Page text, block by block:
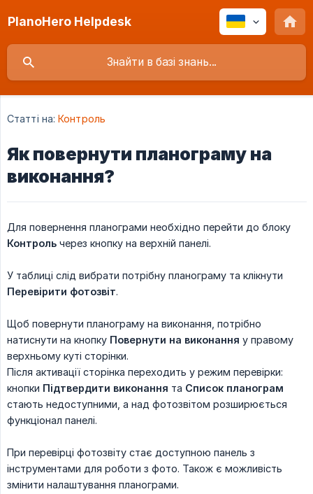
PlanoHero Helpdesk
Статті на: Контроль
Як повернути планограму на
виконання?
Для повернення планограми необхідно перейти до блоку
Контроль через кнопку на верхній панелі.
У таблиці слід вибрати потрібну планограму та клікнути
Перевірити фотозвіт.
Щоб повернути планограму на виконання, потрібно
натиснути на кнопку Повернути на виконання у правому
верхньому куті сторінки.
Після активації сторінка переходить у режим перевірки:
кнопки Підтвердити виконання та Список планограм
стають недоступними, а над фотозвітом розширюється
функціонал панелі.
При перевірці фотозвіту стає доступною панель з
інструментами для роботи з фото. Також є можливість
змінити налаштування планограми.